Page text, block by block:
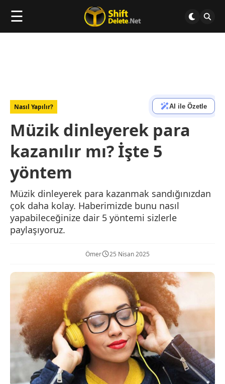
☰
Nasıl Yapılır? AI ile Özetle
Müzik dinleyerek para
kazanılır mı? İşte 5
yöntem
Müzik dinleyerek para kazanmak sandığınızdan
çok daha kolay. Haberimizde bunu nasıl
yapabileceğinize dair 5 yöntemi sizlerle
paylaşıyoruz.
Ömer 25 Nisan 2025